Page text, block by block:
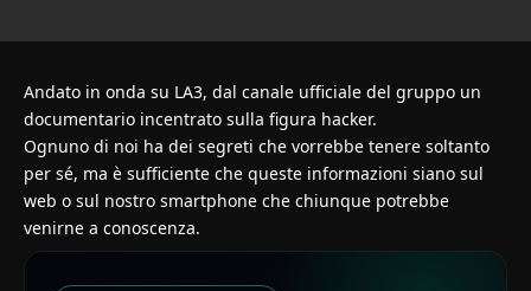
Andato in onda su LA3, dal canale ufficiale del gruppo un
documentario incentrato sulla figura hacker.
Ognuno di noi ha dei segreti che vorrebbe tenere soltanto
per sé, ma è sufficiente che queste informazioni siano sul
web o sul nostro smartphone che chiunque potrebbe
venirne a conoscenza.